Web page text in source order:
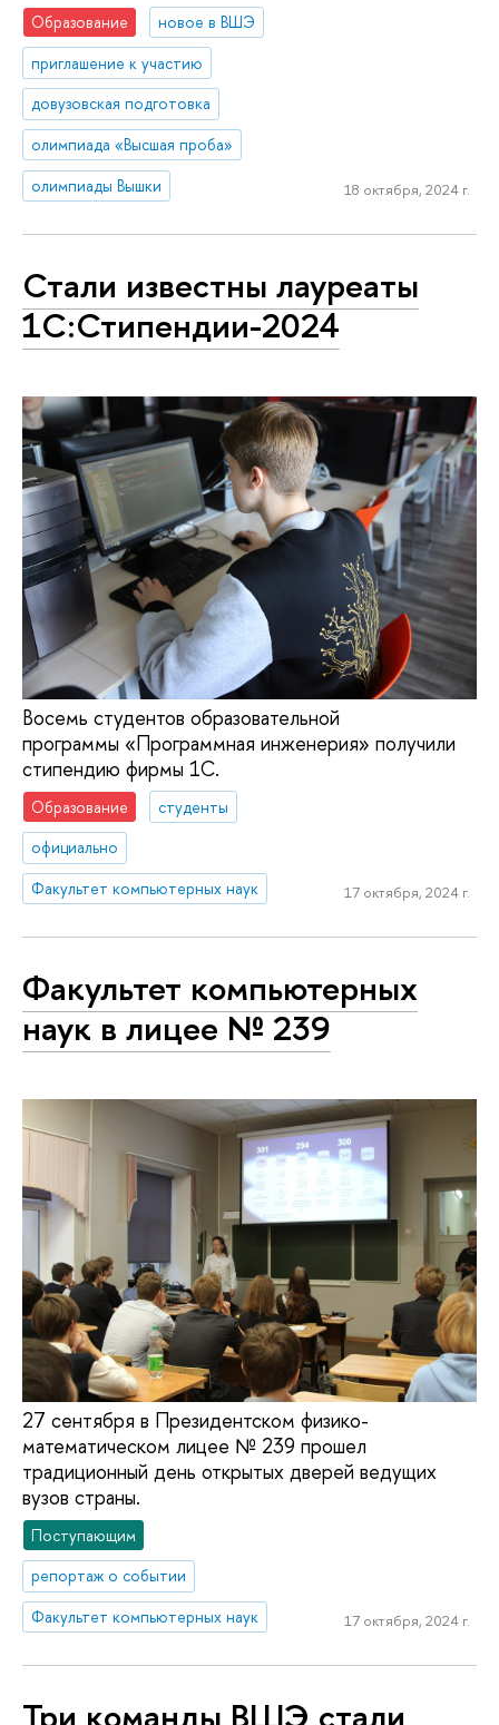
Образование
новое в ВШЭ
приглашение к участию
довузовская подготовка
олимпиада «Высшая проба»
олимпиады Вышки
18 октября, 2024 г.
Стали известны лауреаты
1C:Стипендии-2024
Восемь студентов образовательной
программы «Программная инженерия» получили
стипендию фирмы 1С.
Образование
студенты
официально
Факультет компьютерных наук
17 октября, 2024 г.
Факультет компьютерных
наук в лицее № 239
27 сентября в Президентском физико-
математическом лицее № 239 прошел
традиционный день открытых дверей ведущих
вузов страны.
Поступающим
репортаж о событии
Факультет компьютерных наук
17 октября, 2024 г.